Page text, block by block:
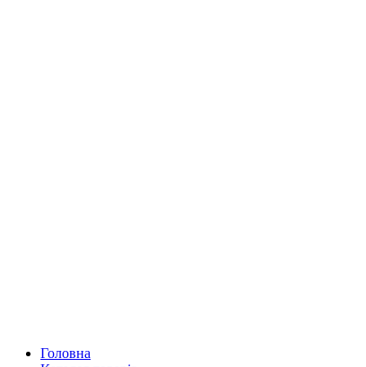
Головна